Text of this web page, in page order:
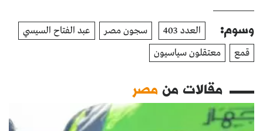
وسوم: العدد 403 سجون مصر
عبد الفتاح السيسي
قمع
معتقلون سياسيون
مقالات منمصر